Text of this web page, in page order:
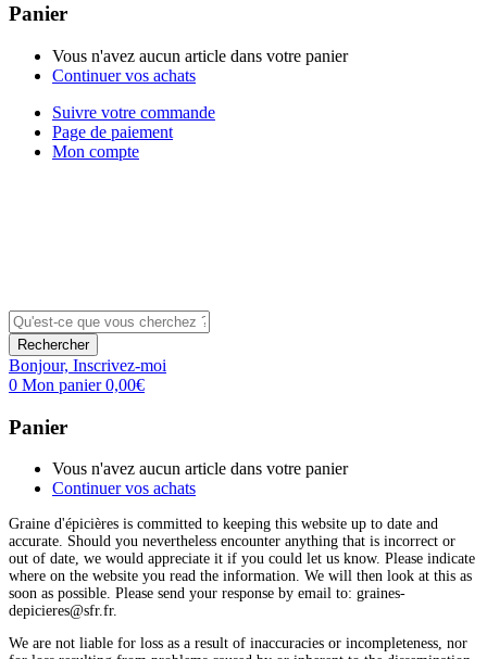
Panier
Vous n'avez aucun article dans votre panier
Continuer vos achats
Suivre votre commande
Page de paiement
Mon compte
Rechercher
Bonjour, Inscrivez-moi
0 Mon panier0,00€
Panier
Vous n'avez aucun article dans votre panier
Continuer vos achats
Graine d'épicières is committed to keeping this website up to date and
accurate. Should you nevertheless encounter anything that is incorrect or
out of date, we would appreciate it if you could let us know. Please indicate
where on the website you read the information. We will then look at this as
soon as possible. Please send your response by email to: graines-
depicieres@sfr.fr.
We are not liable for loss as a result of inaccuracies or incompleteness, nor